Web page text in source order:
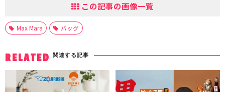
この記事の画像一覧
Max Mara バッグ
RELATED 関連する記事